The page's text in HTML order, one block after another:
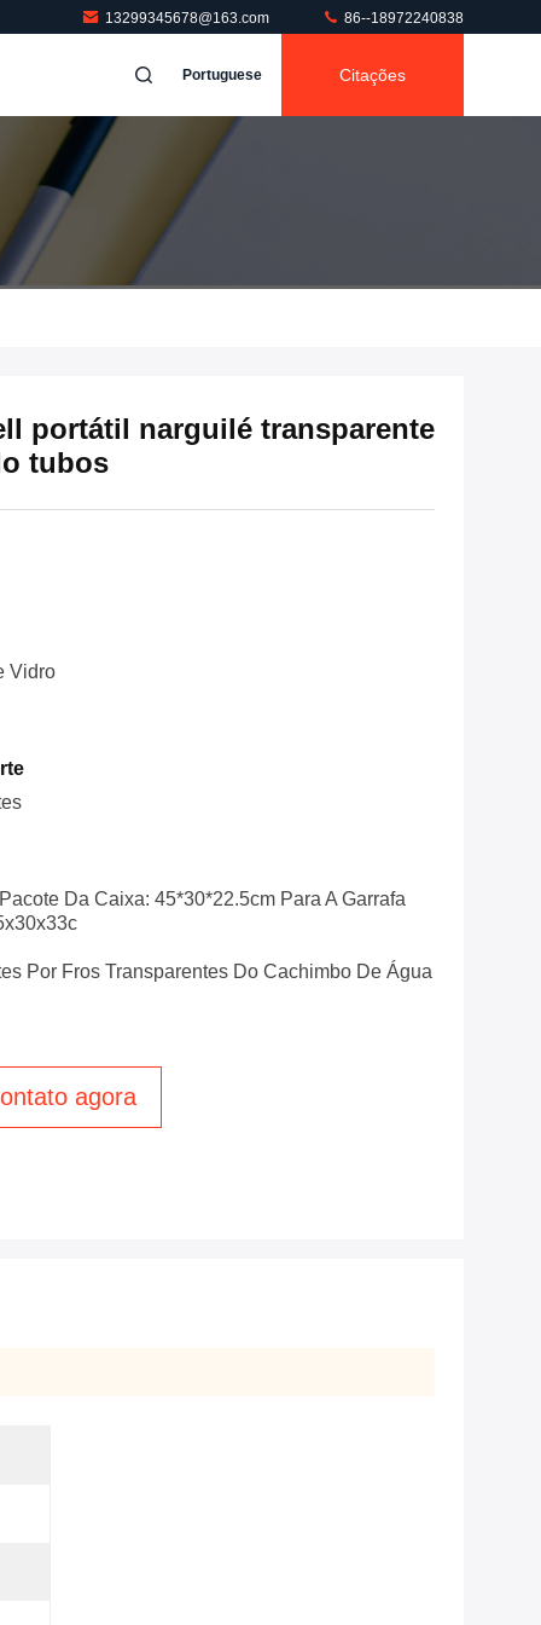
13299345678@163.com 86--18972240838
Portuguese Citações
portátil narguilé transparente
tubos
Vidro
Da Caixa: 45*30*22.5cm Para A Garrafa
Por Fros Transparentes Do Cachimbo De Água
agora